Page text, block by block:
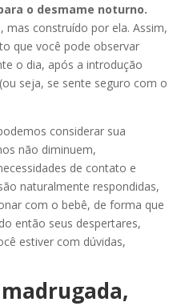
o desmame noturno.
construído por ela. Assim,
que você pode observar
o dia, após a introdução
seja, se sente seguro com o
considerar sua
não diminuem,
de contato e
naturalmente respondidas,
com o bebê, de forma que
então seus despertares,
estiver com dúvidas,